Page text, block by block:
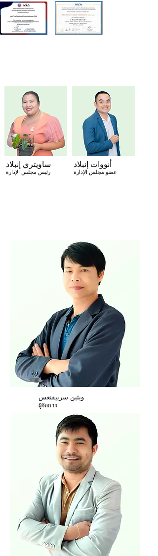
ساويتري إنبلاد
رئيس مجلس الإدارة
أنووات إنبلاد
عضو مجلس الإدارة
ويثين سرييفنغس
ผู้จัดการ